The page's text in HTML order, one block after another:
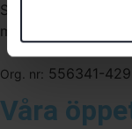
Sverige. Av oss får
medarbetare med
Org. nr: 556341-
Våra